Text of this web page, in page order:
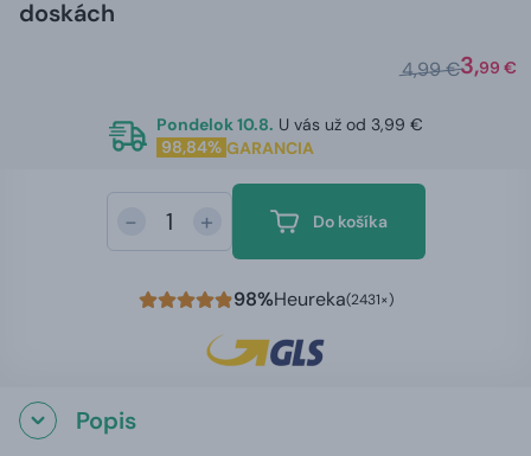
doskách
4,99 €3,99 €
Pondelok 10.8. U vás už od 3,99 €
98,84% GARANCIA
- + Do košíka
98%Heureka(2431×)
Popis